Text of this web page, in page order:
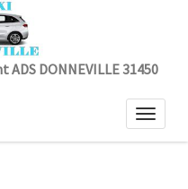
DONNEVILLE 31450
Toggle